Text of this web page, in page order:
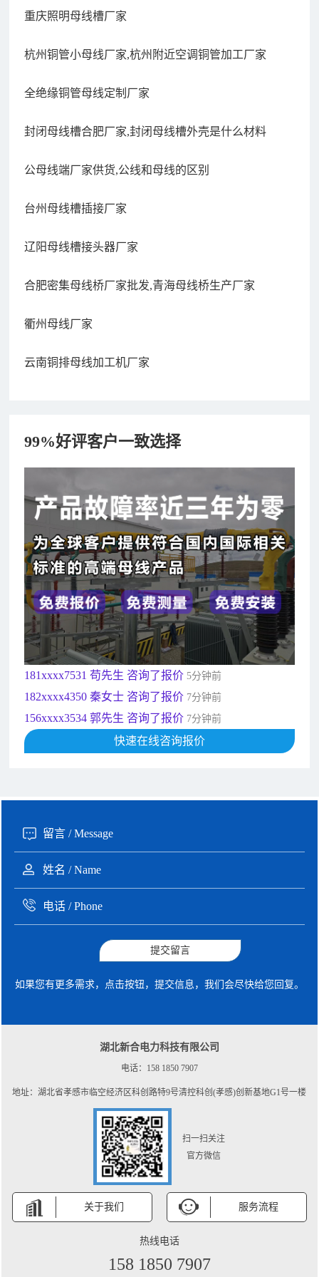
重庆照明母线槽厂家
杭州铜管小母线厂家,杭州附近空调铜管加工厂家
全绝缘铜管母线定制厂家
封闭母线槽合肥厂家,封闭母线槽外壳是什么材料
公母线端厂家供货,公线和母线的区别
台州母线槽插接厂家
辽阳母线槽接头器厂家
合肥密集母线桥厂家批发,青海母线桥生产厂家
衢州母线厂家
云南铜排母线加工机厂家
99%好评客户一致选择
182xxxx4350 秦女士 咨询了报价7分钟前
156xxxx3534 郭先生 咨询了报价7分钟前
192xxxx2920 周先生 咨询了报价10分钟前
189xxxx6562 王先生 咨询了报价1秒前
190xxxx3508 徐女士 咨询了报价 5秒前
135xxxx6654 张先生 咨询了报价 1分钟前
181xxxx7531 苟先生 咨询了报价5分钟前
182xxxx4350 秦女士 咨询了报价 7分钟前
156xxxx3534 郭先生 咨询了报价 7分钟前
192xxxx2920 周先生 咨询了报价10分钟前
189xxxx6562 王先生 咨询了报价1秒前
快速在线咨询报价
提交留言
如果您有更多需求，点击按钮，提交信息，我们会尽快给您回复。
湖北新合电力科技有限公司
电话：158 1850 7907
地址：湖北省孝感市临空经济区科创路特9号清控科创(孝感)创新基地G1号一楼
扫一扫关注
官方微信
关于我们 服务流程
热线电话
158 1850 7907